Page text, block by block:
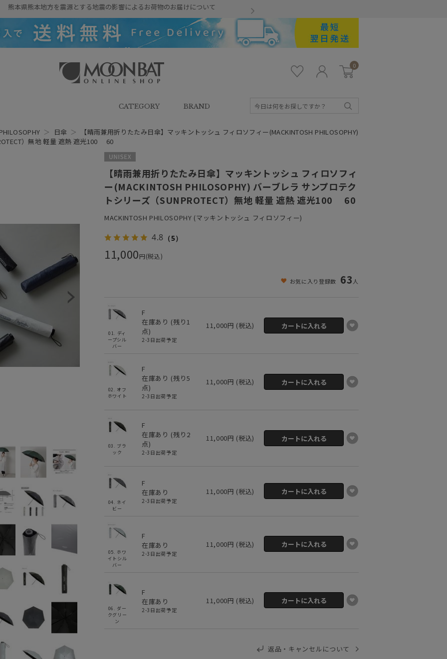
熊本県熊本地方を震源とする地震の影響によるお荷物のお届けについて
SHOP（ムーンバットオンラインシ
イ
ン
0
CATEGORY BRAND
＞ 日傘 ＞
【晴雨兼用折りたたみ日傘】マッキントッシュ フィロソフィー(MACKINTOSH PHILOSOPHY)
）無地 軽量 遮熱 遮光100 60
【晴雨兼用折りたたみ日傘】マッキントッシュ フィロソフィ
ー(MACKINTOSH PHILOSOPHY) バーブレラ サンプロテク
トシリーズ（SUNPROTECT）無地 軽量 遮熱 遮光100 60
MACKINTOSH PHILOSOPHY (マッキントッシュ フィロソフィー)
4.8 （5）
11,000円(税込)
お気に入り登録数 63 人
01. ディ
ープシル
バー
F
在庫あり (残り1
点)
2-3日出荷予定
11,000円 (税込)
02. オフ
ホワイト
F
在庫あり (残り5
点)
2-3日出荷予定
11,000円 (税込)
03. ブラ
ック
F
在庫あり (残り 2
点)
2-3日出荷予定
11,000円 (税込)
04. ネイ
ビー
F
在庫あり
2-3日出荷予定
11,000円 (税込)
05. ホワ
イトシル
バー
F
在庫あり
2-3日出荷予定
11,000円 (税込)
06. ダー
クグリー
ン
F
在庫あり
2-3日出荷予定
11,000円 (税込)
返品・キャンセルについて